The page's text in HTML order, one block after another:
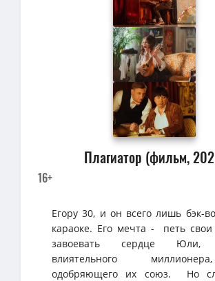
Плагиатор (фильм,
16+
Егору 30, и он всего лишь бэк-
караоке. Его мечта - петь
завоевать сердце Юли,
влиятельного
одобряющего их союз. Но